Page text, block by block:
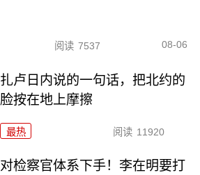
阅读 7537 08-06
扎卢日内说的一句话，把北约的
脸按在地上摩擦
最热 阅读 11920
对检察官体系下手！李在明要打